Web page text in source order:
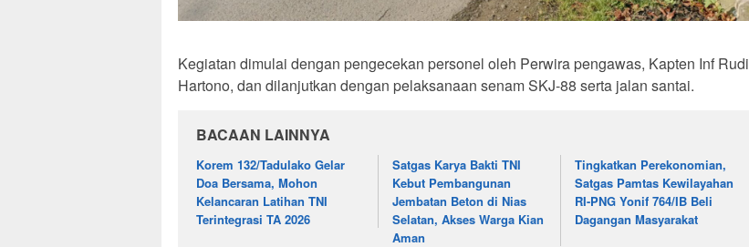
Kegiatan dimulai dengan pengecekan personel oleh Perwira pengawas, Kapten Inf Rudi
Hartono, dan dilanjutkan dengan pelaksanaan senam SKJ-88 serta jalan santai.
BACAAN LAINNYA
Korem 132/Tadulako Gelar
Doa Bersama, Mohon
Kelancaran Latihan TNI
Terintegrasi TA 2026
Satgas Karya Bakti TNI
Kebut Pembangunan
Jembatan Beton di Nias
Selatan, Akses Warga Kian
Aman
Tingkatkan Perekonomian,
Satgas Pamtas Kewilayahan
RI-PNG Yonif 764/IB Beli
Dagangan Masyarakat